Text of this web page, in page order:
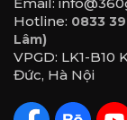
Hotline: 0833
Lâm)
VPGD: LK1-
Đức, Hà Nội